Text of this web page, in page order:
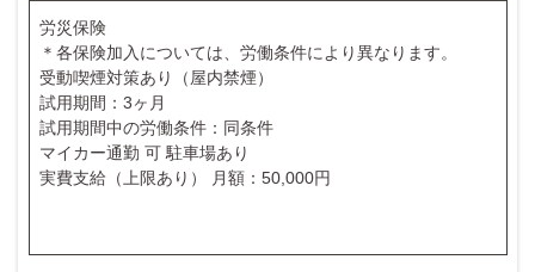
労災保険
＊各保険加入については、労働条件により異なります。
受動喫煙対策あり（屋内禁煙）
試用期間：3ヶ月
試用期間中の労働条件：同条件
マイカー通勤 可 駐車場あり
実費支給（上限あり） 月額：50,000円